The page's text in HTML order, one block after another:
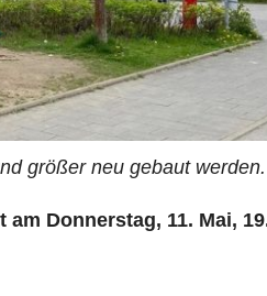
größer neu gebaut
Donnerstag, 11. Mai,